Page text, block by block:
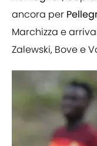
ancora per
Marchizza e
Zalewski, Bove e